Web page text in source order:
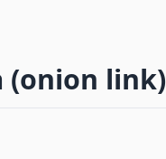
(onion link)